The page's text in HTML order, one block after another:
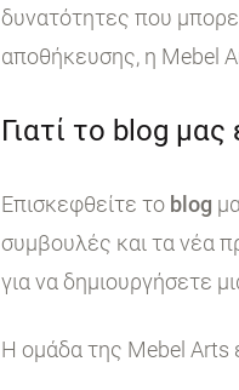
δυνατότητες που
αποθήκευσης, η Mebel
Γιατί το blog μας
Επισκεφθείτε το blog
συμβουλές και τα νέα
για να δημιουργήσετε
Η ομάδα της Mebel Arts